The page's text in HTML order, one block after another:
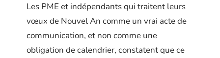
Les PME et indépendants qui traitent leurs
vœux de Nouvel An comme un vrai acte de
communication, et non comme une
obligation de calendrier, constatent que ce